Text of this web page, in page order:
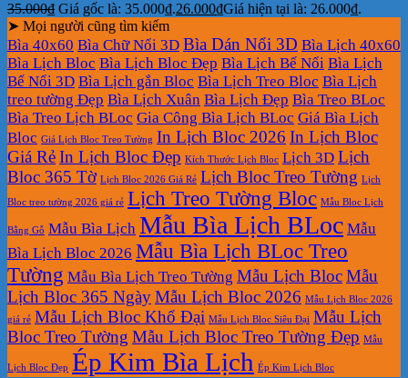
35.000₫ Giá gốc là: 35.000₫.26.000₫Giá hiện tại là: 26.000₫.
➤ Mọi người cũng tìm kiếm
Bìa 40x60 Bìa Chữ Nổi 3D Bìa Dán Nổi 3D Bìa Lịch 40x60
Bìa Lịch Bloc Bìa Lịch Bloc Đẹp Bìa Lịch Bế Nổi Bìa Lịch
Bế Nổi 3D Bìa Lịch gắn Bloc Bìa Lịch Treo Bloc Bìa Lịch
treo tường Đẹp Bìa Lịch Xuân Bìa Lịch Đẹp Bìa Treo BLoc
Bìa Treo Lịch BLoc Gia Công Bìa Lịch BLoc Giá Bìa Lịch
Bloc Giá Lịch Bloc Treo Tường In Lịch Bloc 2026 In Lịch Bloc
Giá RẻIn Lịch Bloc Đẹp Kích Thước Lịch Bloc Lịch 3D Lịch
Bloc 365 Tờ Lịch Bloc 2026 Giá Rẻ Lịch Bloc Treo Tường Lịch
Bloc treo tường 2026 giá rẻ Lịch Treo Tường Bloc Mẫu Bloc Lịch
Bằng Gỗ Mẫu Bìa Lịch Mẫu Bìa Lịch BLoc Mẫu
Bìa Lịch Bloc 2026 Mẫu Bìa Lịch BLoc Treo
Tường Mẫu Bìa Lịch Treo Tường Mẫu Lịch BlocMẫu
Lịch Bloc 365 NgàyMẫu Lịch Bloc 2026 Mẫu Lịch Bloc 2026
giá rẻ Mẫu Lịch Bloc Khổ Đại Mẫu Lịch Bloc Siêu Đại Mẫu Lịch
Bloc Treo Tường Mẫu Lịch Bloc Treo Tường Đẹp Mẫu
Lịch Bloc Đẹp Ép Kim Bìa Lịch Ép Kim Lịch Bloc